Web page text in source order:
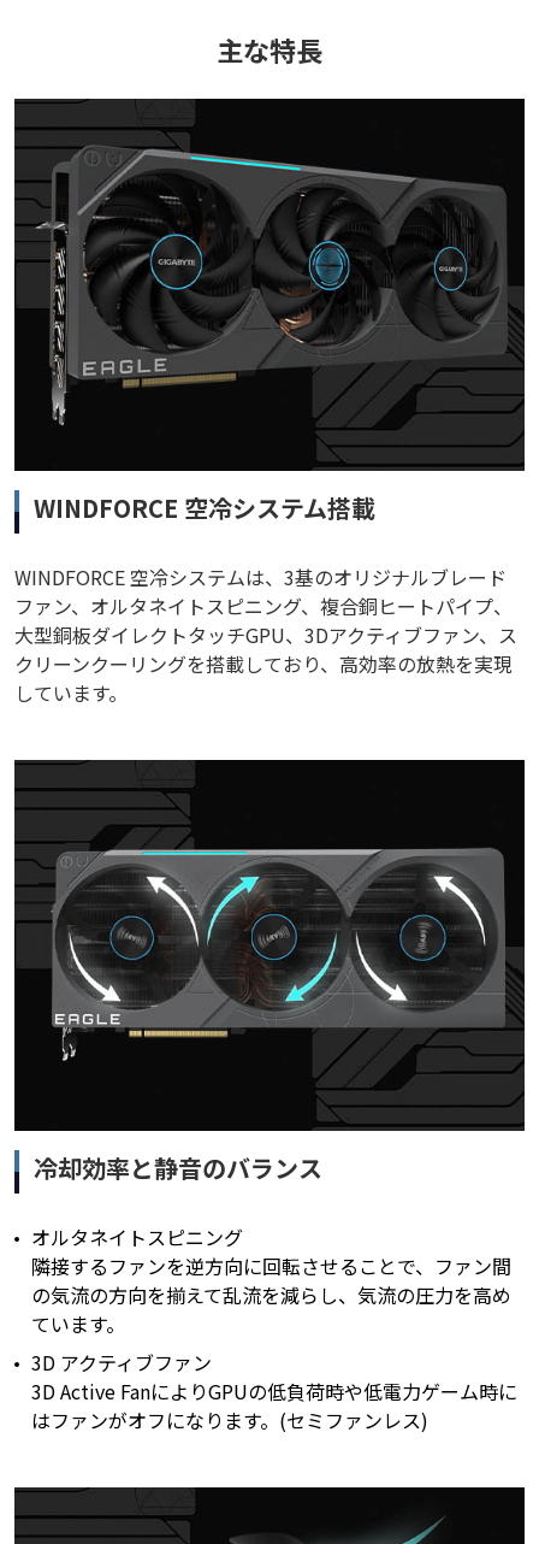
主な特長
WINDFORCE 空冷システム搭載
WINDFORCE 空冷システムは、3基のオリジナルブレード
ファン、オルタネイトスピニング、複合銅ヒートパイプ、
大型銅板ダイレクトタッチGPU、3Dアクティブファン、ス
クリーンクーリングを搭載しており、高効率の放熱を実現
しています。
冷却効率と静音のバランス
オルタネイトスピニング
隣接するファンを逆方向に回転させることで、ファン間
の気流の方向を揃えて乱流を減らし、気流の圧力を高め
ています。
3D アクティブファン
3D Active FanによりGPUの低負荷時や低電力ゲーム時に
はファンがオフになります。(セミファンレス)